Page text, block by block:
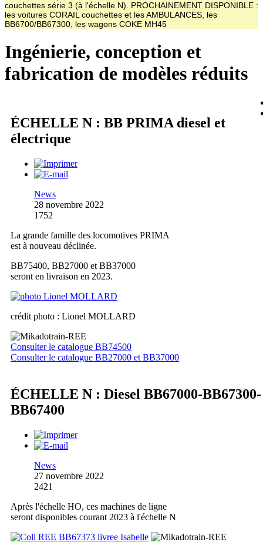
couchettes série 3 (à l'échelle N). PROCHAINEMENT DISPONIBLE :
les voitures CORAIL couchettes et les AMBULANCES, les
BB6700/BB67300, les wagons COKE MH45
Ingénierie, conception et
fabrication de modèles réduits
ÉCHELLE N : BB PRIMA diesel et
électrique
News
28 novembre 2022
1752
La grande famille des locomotives PRIMA
est à nouveau déclinée.
BB75400, BB27000 et BB37000
seront en livraison en 2023.
crédit photo : Lionel MOLLARD
Consulter le catalogue BB74500
Consulter le catalogue BB27000 et BB37000
ÉCHELLE N : Diesel BB67000-BB67300-
BB67400
News
27 novembre 2022
2421
Après l'échelle HO, ces machines de ligne
seront disponibles courant 2023 à l'échelle N